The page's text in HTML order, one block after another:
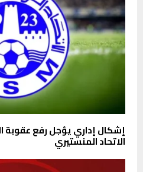
إشكال إداري يؤجل رفع عقوبة
الاتحاد المنستيري